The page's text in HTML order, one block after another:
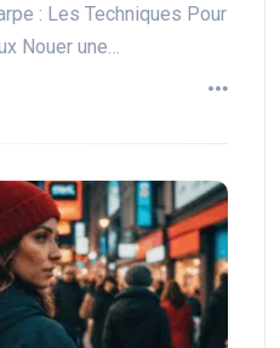
: Les Techniques Pour
Nouer une…